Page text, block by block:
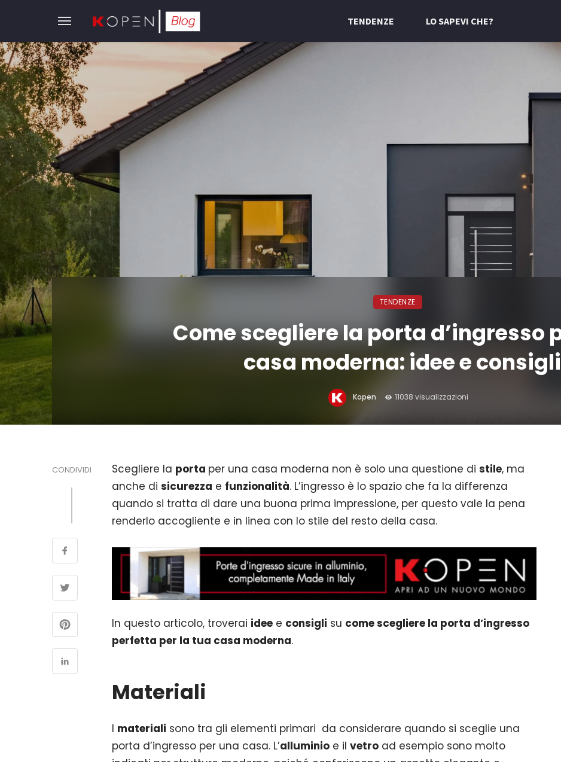
TENDENZE LO SAPEVI CHE?
TENDENZE
Come scegliere la porta d’ingresso
casa moderna: idee e consigli
Kopen 11038 visualizzazioni
CONDIVIDI Scegliere la porta per una casa moderna non è solo una questione di stile, ma
anche di sicurezza e funzionalità. L’ingresso è lo spazio che fa la differenza
quando si tratta di dare una buona prima impressione, per questo vale la pena
renderlo accogliente e in linea con lo stile del resto della casa.
In questo articolo, troverai idee e consigli su come scegliere la porta d’ingresso
perfetta per la tua casa moderna.
Materiali
I materiali sono tra gli elementi primari da considerare quando si sceglie una
porta d’ingresso per una casa. L’alluminio e il vetro ad esempio sono molto